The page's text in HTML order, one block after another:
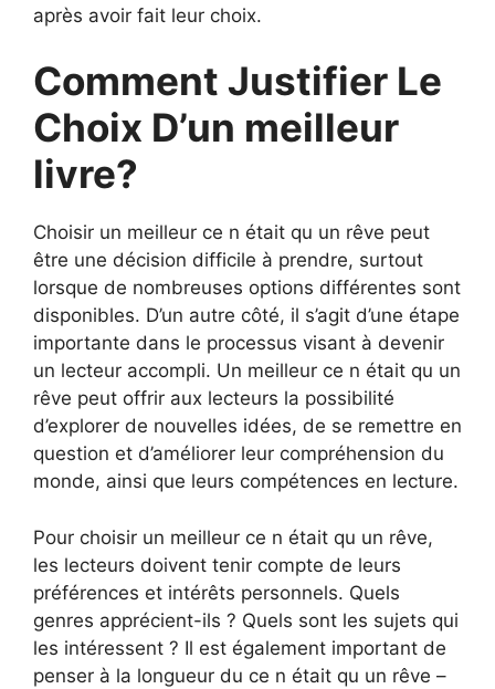
après avoir fait leur choix.
Comment Justifier Le
Choix D’un meilleur
livre?
Choisir un meilleur ce n était qu un rêve peut
être une décision difficile à prendre, surtout
lorsque de nombreuses options différentes sont
disponibles. D’un autre côté, il s’agit d’une étape
importante dans le processus visant à devenir
un lecteur accompli. Un meilleur ce n était qu un
rêve peut offrir aux lecteurs la possibilité
d’explorer de nouvelles idées, de se remettre en
question et d’améliorer leur compréhension du
monde, ainsi que leurs compétences en lecture.
Pour choisir un meilleur ce n était qu un rêve,
les lecteurs doivent tenir compte de leurs
préférences et intérêts personnels. Quels
genres apprécient-ils ? Quels sont les sujets qui
les intéressent ? Il est également important de
penser à la longueur du ce n était qu un rêve –